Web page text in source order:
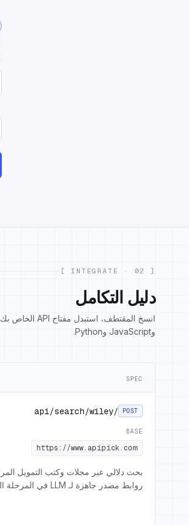
[ 02 · INTEGRATE ]
دليل التكامل
وJavaScript وPython.
SPEC
POST
/api/search/wiley
BASE
https://www.apipick.com
روابط مصدر جاهزة لـ LLM في المرحلة التالية.